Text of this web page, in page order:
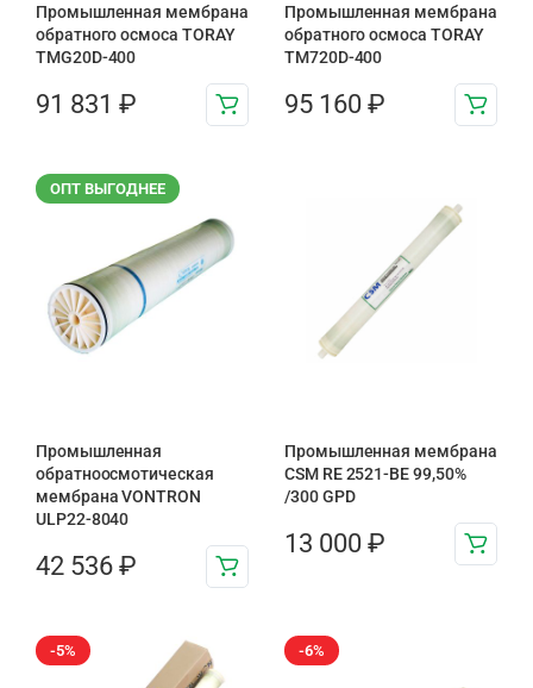
Промышленная мембрана
обратного осмоса TORAY
TMG20D-400
91 831 ₽
Промышленная мембрана
обратного осмоса TORAY
TM720D-400
95 160 ₽
ОПТ ВЫГОДНЕЕ
Промышленная
обратноосмотическая
мембрана VONTRON
ULP22-8040
42 536 ₽
Промышленная мембрана
CSM RE 2521-BE 99,50%
/300 GPD
13 000 ₽
-5% -6%